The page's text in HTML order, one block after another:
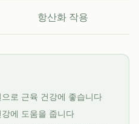
항산화 작용
로 근육 건강에 좋습니다
에 도움을 줍니다